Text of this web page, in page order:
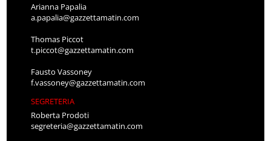
Arianna Papalia
a.papalia@gazzettamatin.com
Thomas Piccot
t.piccot@gazzettamatin.com
Fausto Vassoney
f.vassoney@gazzettamatin.com
SEGRETERIA
Roberta Prodoti
segreteria@gazzettamatin.com